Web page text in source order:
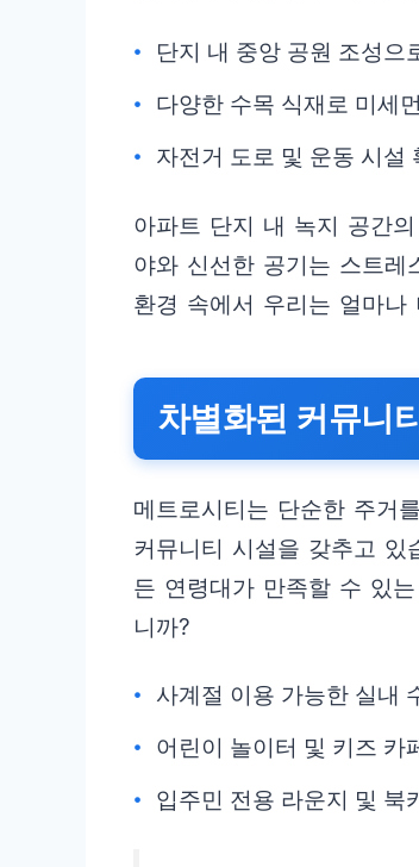
단지 내 중앙 공원 조성으
다양한 수목 식재로 미세
자전거 도로 및 운동 시설
아파트 단지 내 녹지 공간
야와 신선한 공기는 스트레
환경 속에서 우리는 얼마나
차별화된 커뮤니
메트로시티는 단순한 주거
커뮤니티 시설을 갖추고 있
든 연령대가 만족할 수 있
니까?
사계절 이용 가능한 실내
어린이 놀이터 및 키즈 카
입주민 전용 라운지 및 북